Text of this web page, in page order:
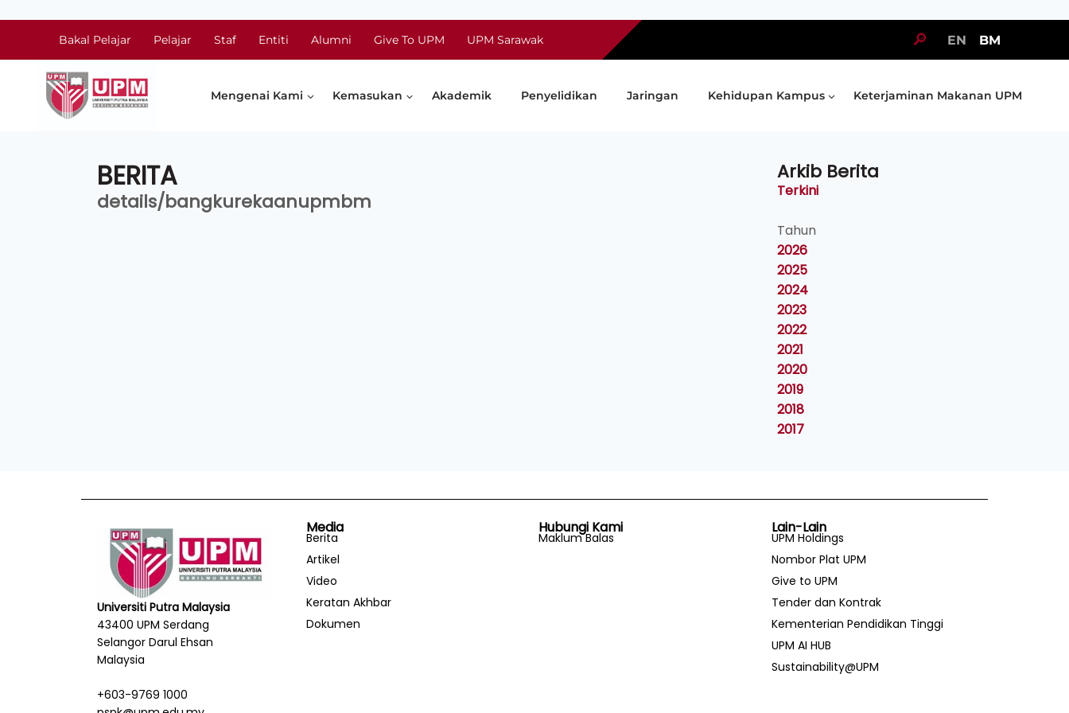
Bakal Pelajar Pelajar Staf Entiti Alumni Give To UPM UPM Sarawak 🔎 EN BM
Mengenai Kami Kemasukan Akademik Penyelidikan Jaringan Kehidupan Kampus Keterjaminan Makanan UPM
BERITA
details/bangkurekaanupmbm
Arkib Berita
Terkini
Tahun
2026
2025
2024
2023
2022
2021
2020
2019
2018
2017
Universiti Putra Malaysia
43400 UPM Serdang
Selangor Darul Ehsan
Malaysia
+603-9769 1000
Media
Berita
Artikel
Video
Keratan Akhbar
Dokumen
Hubungi Kami
Maklum Balas
Lain-Lain
UPM Holdings
Nombor Plat UPM
Give to UPM
Tender dan Kontrak
Kementerian Pendidikan Tinggi
UPM AI HUB
Sustainability@UPM